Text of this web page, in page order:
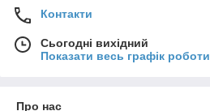
Контакти
Сьогодні вихідний
Показати весь графік роботи
Про нас